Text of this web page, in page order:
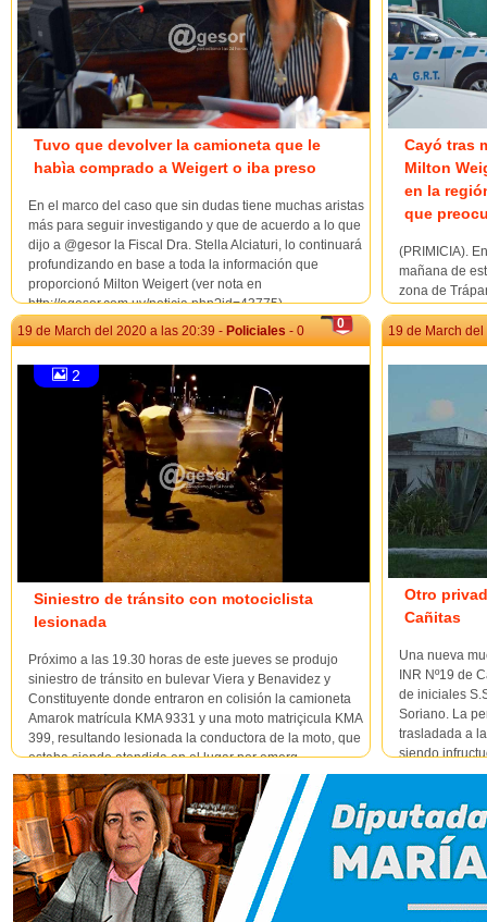
Tuvo que devolver la camioneta que le
habìa comprado a Weigert o iba preso
En el marco del caso que sin dudas tiene muchas aristas
más para seguir investigando y que de acuerdo a lo que
dijo a @gesor la Fiscal Dra. Stella Alciaturi, lo continuará
profundizando en base a toda la información que
proporcionó Milton Weigert (ver nota en
http://agesor.com.uy/noticia.php?id=43775)...
Cayó tras
Milton
en la
que
(PRIMICIA).
mañana de
zona de
siendo
vez se
0
19 de March del 2020 a las 20:39 - Policiales - 0
2
Siniestro de tránsito con motociclista
lesionada
Próximo a las 19.30 horas de este jueves se produjo
siniestro de tránsito en bulevar Viera y Benavidez y
Constituyente donde entraron en colisión la camioneta
Amarok matrícula KMA 9331 y una moto matriçicula KMA
399, resultando lesionada la conductora de la moto, que
estaba siendo atendida en el lugar por emerg...
19 de March
Otro
Cañitas
Una nueva
INR Nº19 de
de iniciales
Soriano. La
trasladada a
siendo